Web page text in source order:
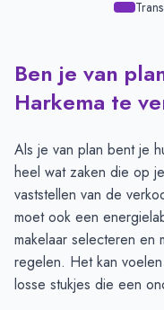
Transacties en
Maand
Juli
8
Augustus
8
September
9
Oktober
11
November
December
12
Januari
9
Februari
7
Ben je van
Harkema te
Als je van plan bent je
heel wat zaken die op
vaststellen van de
moet ook een
makelaar selecteren en
regelen. Het kan
losse stukjes die een